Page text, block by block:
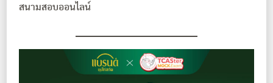
สนามสอบออนไลน์